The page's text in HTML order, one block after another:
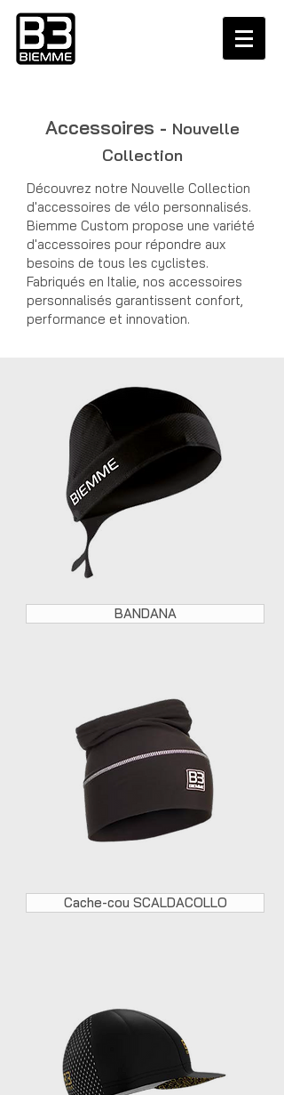
Accessoires - Nouvelle
Collection
Découvrez notre Nouvelle Collection
d'accessoires de vélo personnalisés.
Biemme Custom propose une variété
d'accessoires pour répondre aux
besoins de tous les cyclistes.
Fabriqués en Italie, nos accessoires
personnalisés garantissent confort,
performance et innovation.
BANDANA
Cache-cou SCALDACOLLO